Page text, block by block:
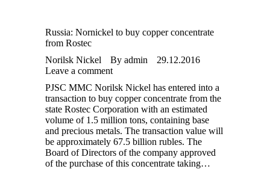
Russia: Nornickel to buy copper concentrate
from Rostec
Norilsk Nickel
By admin
29.12.2016
Leave a comment
PJSC MMC Norilsk Nickel has entered into a
transaction to buy copper concentrate from the
state Rostec Corporation with an estimated
volume of 1.5 million tons, containing base
and precious metals. The transaction value will
be approximately 67.5 billion rubles. The
Board of Directors of the company approved
of the purchase of this concentrate taking…